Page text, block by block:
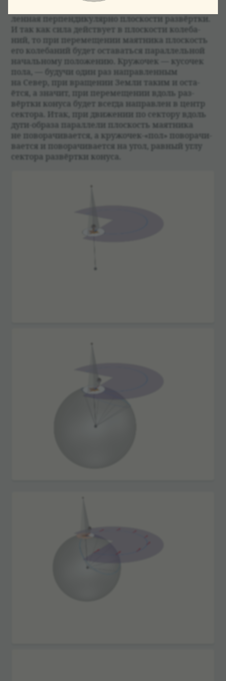
лен­ная перпен­ди­ку­лярно плос­ко­сти раз­вёртки.
И так как сила действует в плос­ко­сти коле­ба­
ний, то при перемеще­нии маят­ника плос­кость
его коле­ба­ний будет оста­ваться парал­лель­ной
началь­ному положе­нию. Кружо­чек — кусо­чек
пола, — будучи один раз направ­лен­ным
на Север, при враще­нии Земли таким и оста­
ётся, а зна­чит, при перемеще­нии вдоль раз­
вёртки конуса будет все­гда направ­лен в центр
сек­тора. Итак, при движе­нии по сек­тору вдоль
дуги-образа парал­лели плос­кость маят­ника
не пово­ра­чи­ва­ется, а кружо­чек-«пол» пово­ра­чи­
ва­ется и пово­ра­чи­ва­ется на угол, рав­ный углу
сек­тора раз­вёртки конуса.